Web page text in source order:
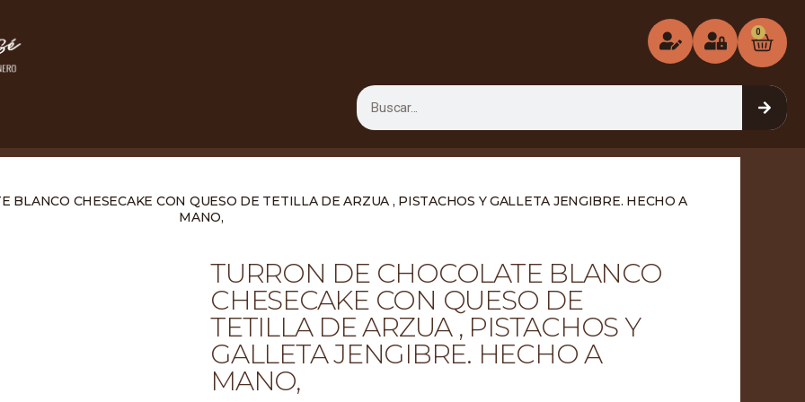
0
BLANCO CHESECAKE CON QUESO DE TETILLA DE ARZUA , PISTACHOS Y GALLETA JENGIBRE. HECHO A
MANO,
TURRON DE CHOCOLATE BLANCO
CHESECAKE CON QUESO DE
TETILLA DE ARZUA , PISTACHOS Y
GALLETA JENGIBRE. HECHO A
MANO,